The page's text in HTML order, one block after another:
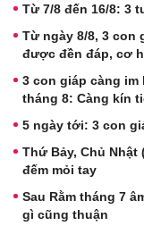
Từ 7/8 đến 16/8: 3
Từ ngày 8/8, 3 con
được đền đáp, cơ
3 con giáp càng
tháng 8: Càng kín
5 ngày tới: 3 con
Thứ Bảy, Chủ
đếm mỏi tay
Sau Rằm tháng 7
gì cũng thuận